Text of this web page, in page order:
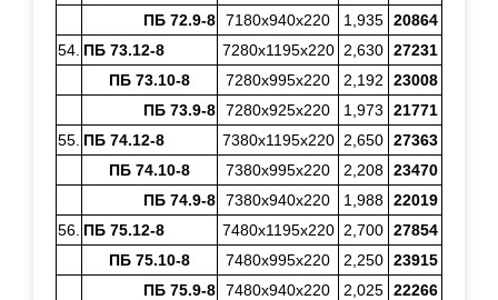
ПБ 72.9-8 7180х940х220 1,935 20864
54. ПБ 73.12-8 7280х1195х220 2,630 27231
ПБ 73.10-8
7280х995х220 2,192
23008
ПБ 73.9-8 7280х925х220 1,973
21771
55. ПБ 74.12-8 7380х1195х220 2,650 27363
ПБ 74.10-8
7380х995х220 2,208 23470
ПБ 74.9-8 7380х940х220 1,988 22019
56. ПБ 75.12-8 7480х1195х220 2,700 27854
ПБ 75.10-8
7480х995х220 2,250 23915
ПБ 75.9-8 7480х940х220 2,025 22266